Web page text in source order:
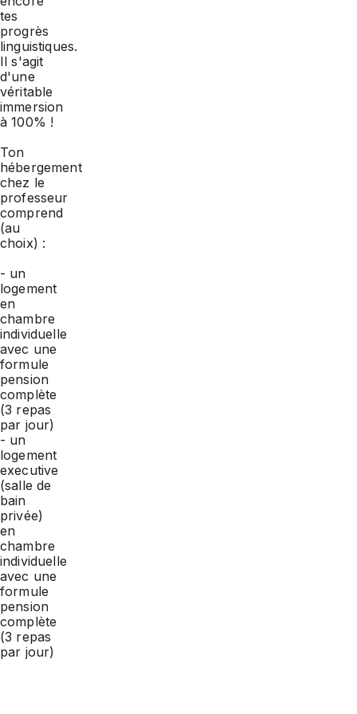
possibilités
offertes
par
ta
région
de
résidence.
:
les
participants
de
moins
de
ans
choisir
cette
d’activités
ou
de
visites
culturelles.
de
de
18
ans
doivent
obligatoirement
choisir
cette
option
culturelles
ou
d’activités.
tes
progrès
linguistiques.
Il s'agit
d'une
véritable
immersion
à 100% !
Ton
hébergement
chez le
professeur
comprend
(au
choix) :
- un
logement
en
chambre
individuelle
avec une
formule
pension
complète
(3 repas
par jour)
- un
logement
executive
(salle de
bain
privée)
en
chambre
individuelle
avec une
formule
pension
complète
(3 repas
par jour)